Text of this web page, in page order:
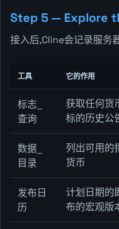
Step 5 — Explore
接入后,Cline会记录服务
工具 它的作用
标志_
查询
获取任何货
标的历史公
数据_
目录
列出可用的
货币
发布日
历
计划日期的
布的宏观版